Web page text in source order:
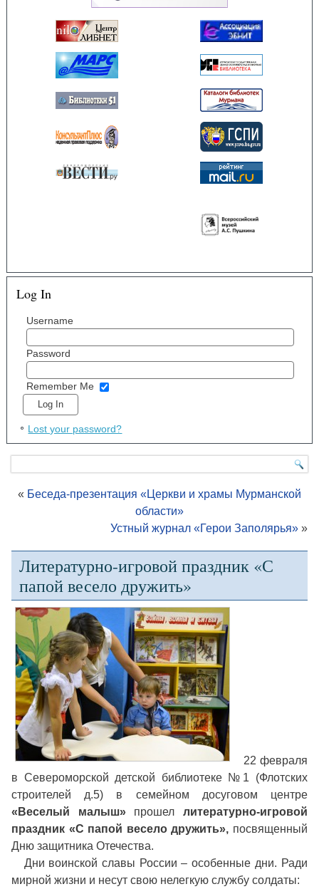
Log In
Username
Password
Remember Me
Lost your password?
« Беседа-презентация «Церкви и храмы Мурманской
области»
Устный журнал «Герои Заполярья»»
Литературно-игровой праздник «С
папой весело дружить»
22 февраля
в Североморской детской библиотеке №1 (Флотских
строителей д.5) в семейном досуговом центре
«Веселый малыш»прошел литературно-игровой
праздник «С папой весело дружить», посвященный
Дню защитника Отечества.
Дни воинской славы России – особенные дни. Ради
мирной жизни и несут свою нелегкую службу солдаты: